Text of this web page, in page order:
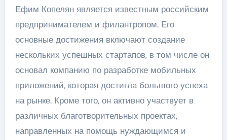
Ефим Копелян является известным российским
предпринимателем и филантропом. Его
основные достижения включают создание
нескольких успешных стартапов, в том числе он
основал компанию по разработке мобильных
приложений, которая достигла большого успеха
на рынке. Кроме того, он активно участвует в
различных благотворительных проектах,
направленных на помощь нуждающимся и